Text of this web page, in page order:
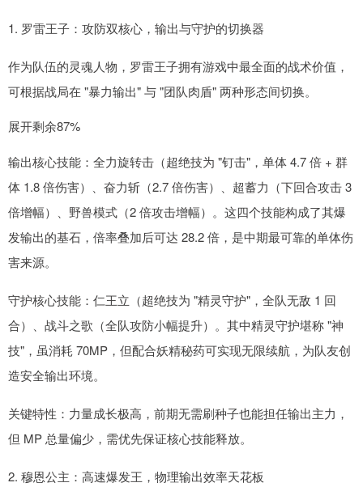
1. 罗雷王子：攻防双核心，输出与守护的切换器
作为队伍的灵魂人物，罗雷王子拥有游戏中最全面的战术价值，
可根据战局在 "暴力输出" 与 "团队肉盾" 两种形态间切换。
展开剩余87%
输出核心技能：全力旋转击（超绝技为 "钉击"，单体 4.7 倍 + 群
体 1.8 倍伤害）、奋力斩（2.7 倍伤害）、超蓄力（下回合攻击 3
倍增幅）、野兽模式（2 倍攻击增幅）。这四个技能构成了其爆
发输出的基石，倍率叠加后可达 28.2 倍，是中期最可靠的单体伤
害来源。
守护核心技能：仁王立（超绝技为 "精灵守护"，全队无敌 1 回
合）、战斗之歌（全队攻防小幅提升）。其中精灵守护堪称 "神
技"，虽消耗 70MP，但配合妖精秘药可实现无限续航，为队友创
造安全输出环境。
关键特性：力量成长极高，前期无需刷种子也能担任输出主力，
但 MP 总量偏少，需优先保证核心技能释放。
2. 穆恩公主：高速爆发王，物理输出效率天花板